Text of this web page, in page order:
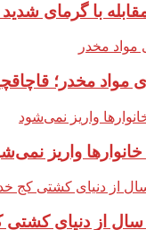
با گرمای
مواد مخدر؛
خانوارها واریز